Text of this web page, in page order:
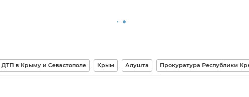
ДТП в Крыму и Севастополе Крым Алушта Прокуратура Республики